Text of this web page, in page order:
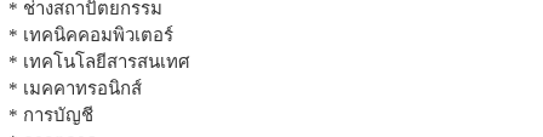
* ช่างสถาปัตยกรรม
* เทคนิคคอมพิวเตอร์
* เทคโนโลยีสารสนเทศ
* เมคคาทรอนิกส์
* การบัญชี